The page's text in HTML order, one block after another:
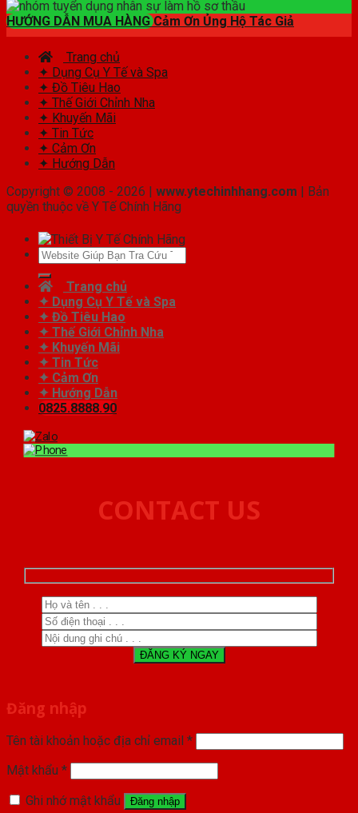
HƯỚNG DẪN MUA HÀNG Cảm Ơn Ủng Hộ Tác Giả
Trang chủ
✦ Dụng Cụ Y Tế và Spa
✦ Đồ Tiêu Hao
✦ Thế Giới Chỉnh Nha
✦ Khuyến Mãi
✦ Tin Tức
✦ Cảm Ơn
✦ Hướng Dẫn
Copyright © 2008 - 2026 |
www.ytechinhhang.com | Bản
quyền thuộc về Y Tế Chính Hãng
Tìm
Trang chủ
✦ Dụng Cụ Y Tế và Spa
✦ Đồ Tiêu Hao
✦ Thế Giới Chỉnh Nha
✦ Khuyến Mãi
✦ Tin Tức
✦ Cảm Ơn
✦ Hướng Dẫn
0825.8888.90
CONTACT US
Đăng nhập
Tên tài khoản hoặc địa chỉ email *
Mật khẩu *
Ghi nhớ mật khẩu
Đăng nhập